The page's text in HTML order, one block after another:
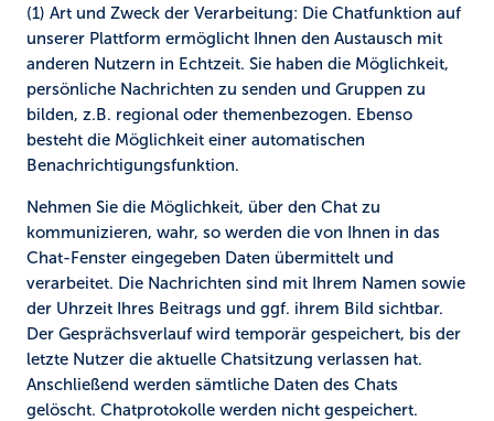
(1) Art und Zweck der Verarbeitung: Die Chatfunktion auf
unserer Plattform ermöglicht Ihnen den Austausch mit
anderen Nutzern in Echtzeit. Sie haben die Möglichkeit,
persönliche Nachrichten zu senden und Gruppen zu
bilden, z.B. regional oder themenbezogen. Ebenso
besteht die Möglichkeit einer automatischen
Benachrichtigungsfunktion.
Nehmen Sie die Möglichkeit, über den Chat zu
kommunizieren, wahr, so werden die von Ihnen in das
Chat-Fenster eingegeben Daten übermittelt und
verarbeitet. Die Nachrichten sind mit Ihrem Namen sowie
der Uhrzeit Ihres Beitrags und ggf. ihrem Bild sichtbar.
Der Gesprächsverlauf wird temporär gespeichert, bis der
letzte Nutzer die aktuelle Chatsitzung verlassen hat.
Anschließend werden sämtliche Daten des Chats
gelöscht. Chatprotokolle werden nicht gespeichert.